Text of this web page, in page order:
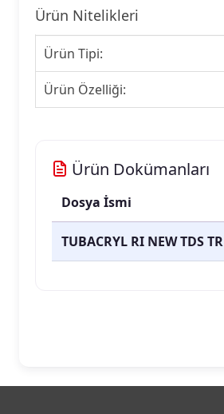
Ürün Nitelikleri
Ürün Tipi:
Ürün Özelliği:
Ürün Dokümanları
Dosya İsmi
TUBACRYL RI NEW TDS TR